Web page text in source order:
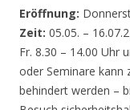
Eröffnung:
Zeit: 05.05. –
Fr. 8.30 – 14.00 Uhr
oder Seminare kann
behindert werden –